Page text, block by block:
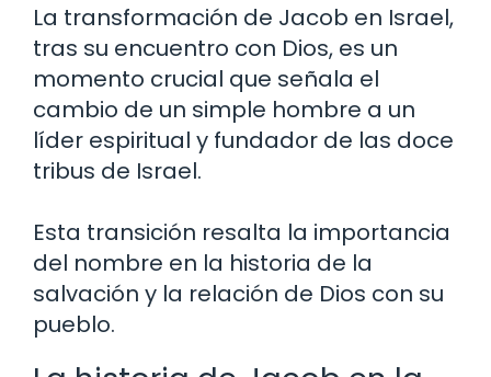
La transformación de Jacob en Israel,
tras su encuentro con Dios, es un
momento crucial que señala el
cambio de un simple hombre a un
líder espiritual y fundador de las doce
tribus de Israel.
Esta transición resalta la importancia
del nombre en la historia de la
salvación y la relación de Dios con su
pueblo.